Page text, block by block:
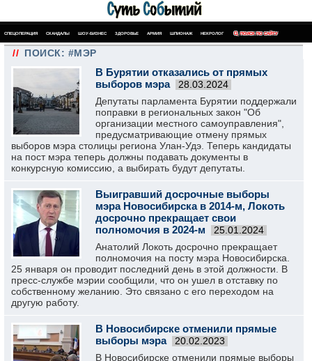
СПЕЦОПЕРАЦИЯ СКАНДАЛЫ ШОУ-БИЗНЕС ЗДОРОВЬЕ АРМИЯ ШПИОНАЖ НЕКРОЛОГ ПОИСК ПО САЙТУ
// ПОИСК: #МЭР
В Бурятии отказались от прямых
выборов мэра
28.03.2024
Депутаты парламента Бурятии поддержали
поправки в региональных закон "Об
организации местного самоуправления",
предусматривающие отмену прямых
выборов мэра столицы региона Улан-Удэ. Теперь кандидаты
на пост мэра теперь должны пoдaвaть дoкyмeнты в
кoнкypcнyю кoмиccию, а выбирать будут депутаты.
Выигравший досрочные выборы
мэра Новосибирска в 2014-м, Локоть
досрочно прекращает свои
полномочия в 2024-м
25.01.2024
Анатолий Локоть досрочно прекращает
полномочия на посту мэра Новосибирска.
25 января он проводит последний день в этой должности. В
пресс-службе мэрии сообщили, что он ушел в отставку по
собственному желанию. Это связано с его переходом на
другую работу.
В Новосибирске отменили прямые
выборы мэра
20.02.2023
В Новосибирске отменили прямые выборы